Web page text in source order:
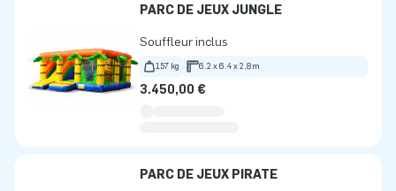
PARC DE JEUX JUNGLE
Souffleur inclus
157 kg 6.2 x 6.4 x 2.8m
3.450,00 €
PARC DE JEUX PIRATE